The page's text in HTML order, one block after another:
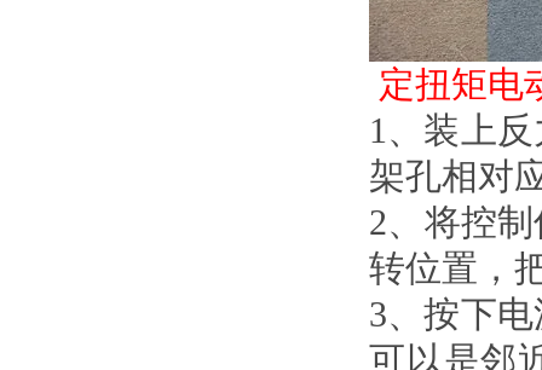
定扭矩电
1、装上
架孔相对应
2、将
转位置
3、按下
可以是邻